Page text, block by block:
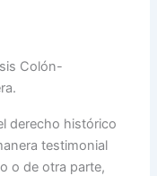
Colón-
derecho histórico
testimonial
o de otra parte,